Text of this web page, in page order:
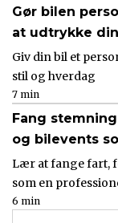
Gør bilen
at udtrykke
Giv din bil et
stil og hverdag
7 min
Fang
og bilevents
Lær at fange fart,
som en
6 min